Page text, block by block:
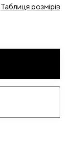
Таблиця розмірів